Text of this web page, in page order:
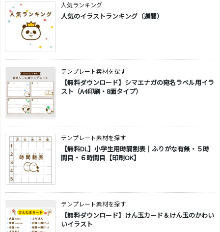
人気ランキング
人気のイラストランキング（週間）
テンプレート素材を探す
【無料ダウンロード】シマエナガの宛名ラベル用イラ
スト（A4印刷・8面タイプ）
テンプレート素材を探す
【無料DL】小学生用時間割表｜ふりがな有無・５時
間目・６時間目【印刷OK】
テンプレート素材を探す
【無料ダウンロード】けん玉カード＆けん玉のかわい
いイラスト